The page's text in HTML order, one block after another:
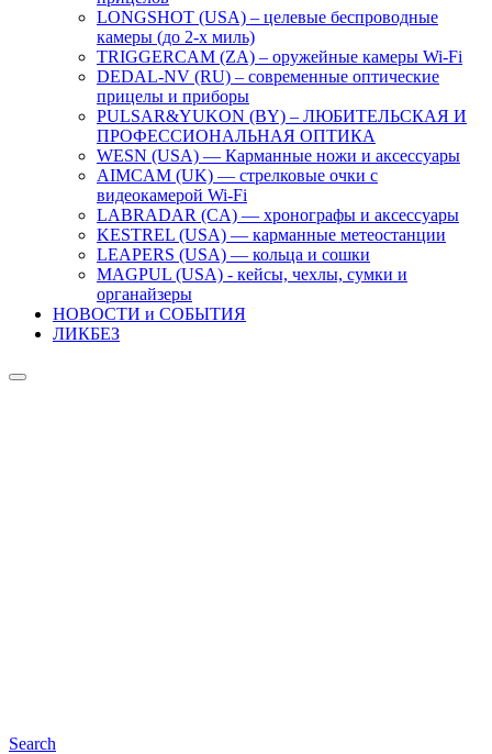
LONGSHOT (USA) – целевые беспроводные
камеры (до 2-х миль)
TRIGGERCAM (ZA) – оружейные камеры Wi-Fi
DEDAL-NV (RU) – современные оптические
прицелы и приборы
PULSAR&YUKON (BY) – ЛЮБИТЕЛЬСКАЯ И
ПРОФЕССИОНАЛЬНАЯ ОПТИКА
WESN (USA) — Карманные ножи и аксессуары
AIMCAM (UK) — стрелковые очки с
видеокамерой Wi-Fi
LABRADAR (CA) — хронографы и аксессуары
KESTREL (USA) — карманные метеостанции
LEAPERS (USA) — кольца и сошки
MAGPUL (USA) - кейсы, чехлы, сумки и
органайзеры
НОВОСТИ и СОБЫТИЯ
ЛИКБЕЗ
Search